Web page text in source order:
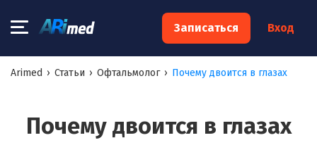
Записаться Вход
Arimed › Статьи › Офтальмолог › Почему двоится в глазах
Почему двоится в глазах
×
Запишитесь на консультацию к
Ваше имя:*